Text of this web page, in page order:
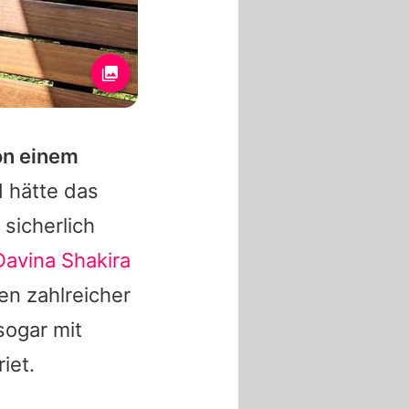
einem
hätte das
Shakira
zahlreicher
mit